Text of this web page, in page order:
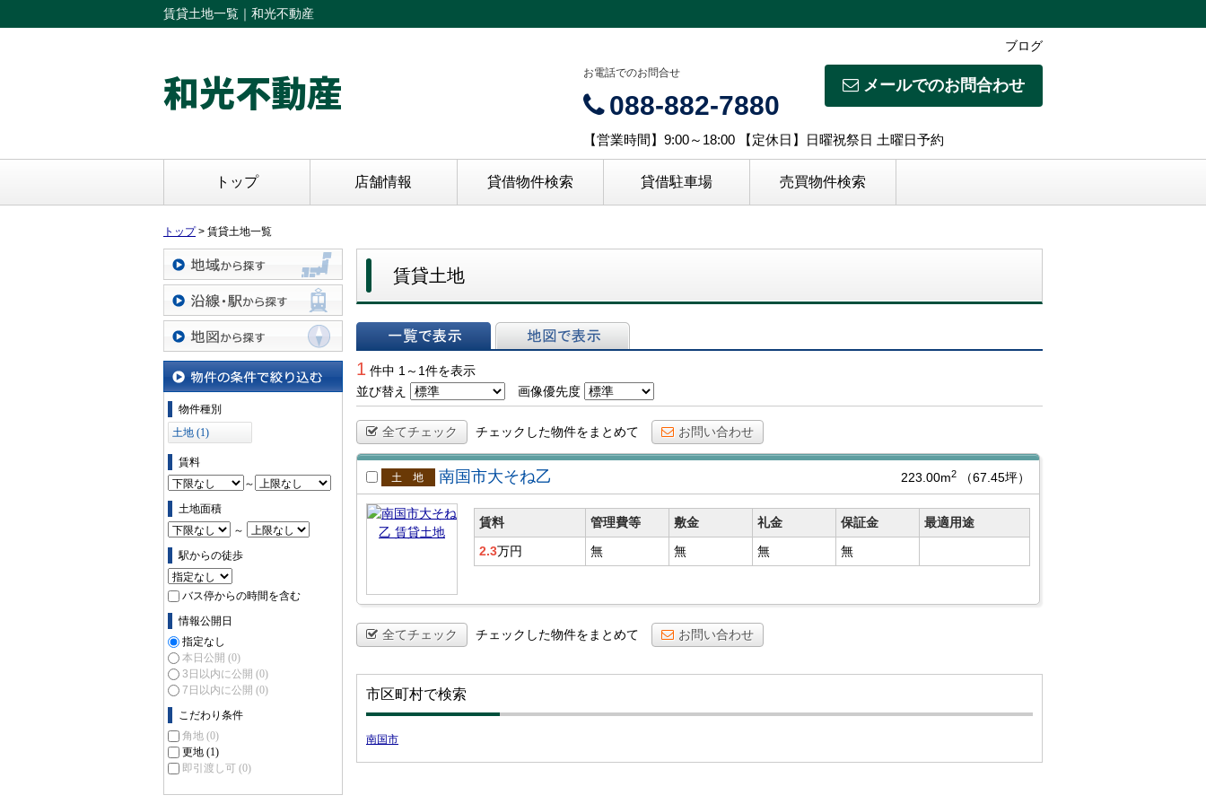
賃貸土地一覧｜和光不動産
ブログ
和光不動産 メールでのお問合わせ
お電話でのお問合せ
088-882-7880
【営業時間】9:00～18:00 【定休日】日曜祝祭日 土曜日予約
トップ 店舗情報 貸借物件検索 貸借駐車場 売買物件検索
トップ> 賃貸土地一覧
地域から探す
沿線・駅から探す
地図から探す
物件の条件で絞り込む
物件種別
土地 (1)
賃料
～
土地面積
～
駅からの徒歩
バス停からの時間を含む
情報公開日
指定なし
本日公開 (0)
3日以内に公開 (0)
7日以内に公開 (0)
こだわり条件
角地 (0)
更地 (1)
即引渡し可 (0)
賃貸土地
1 件中 1～1件を表示
並び替え
画像優先度
全てチェック チェックした物件をまとめて お問い合わせ
賃貸土地
南国市大そね乙 223.00m2 （67.45坪）
賃料 管理費等 敷金 礼金 保証金
最適用途
2.3万円 無 無 無 無
全てチェック チェックした物件をまとめて お問い合わせ
市区町村で検索
南国市